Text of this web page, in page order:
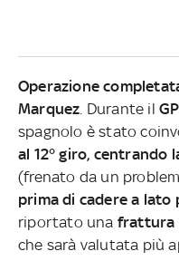
Operazione
Marquez . Durante il
spagnolo è stato
al 12° giro, centrando
(frenato da un
prima di cadere a lato
riportato una frattura
che sarà valutata più